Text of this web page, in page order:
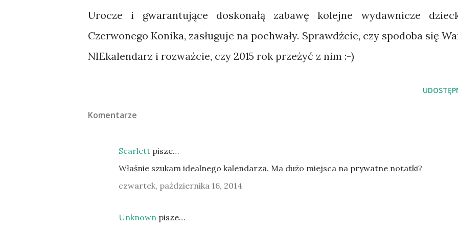
Urocze i gwarantujące doskonałą zabawę kolejne wydawnicze
Czerwonego Konika, zasługuje na pochwały. Sprawdźcie, czy spodoba się
NIEkalendarz i rozważcie, czy 2015 rok przeżyć z nim :-)
Komentarze
Scarlett pisze…
Właśnie szukam idealnego kalendarza. Ma dużo miejsca na prywatne notatki?
czwartek, października 16, 2014
Unknown pisze…